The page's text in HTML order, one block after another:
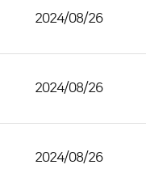
2024/08/26
2024/08/26
2024/08/26